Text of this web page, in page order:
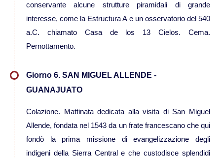
Europa
Viaggi in Isole Azzorre Portogallo
Viaggi in Islanda
conservante alcune strutture piramidali di grande
interesse, come la Estructura A e un osservatorio del 540
a.C. chiamato Casa de los 13 Cielos. Cema.
Pernottamento.
Giorno 6. SAN MIGUEL ALLENDE -
GUANAJUATO
Colazione. Mattinata dedicata alla visita di San Miguel
Allende, fondata nel 1543 da un frate francescano che qui
fondò la prima missione di evangelizzazione degli
indigeni della Sierra Central e che custodisce splendidi